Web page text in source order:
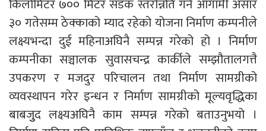
किलोमिटर ७०० मिटर सडक स्तरोन्नति गर्ने आगामी असार
३० गतेसम्म ठेक्काको म्याद रहेको योजना निर्माण कम्पनीले
लक्ष्यभन्दा दुई महिनाअघिनै सम्पन्न गरेको हो । निर्माण
कम्पनीका सञ्चालक सुवासचन्द्र कार्कीले सम्झौतालगत्तै
उपकरण र मजदुर परिचालन तथा निर्माण सामग्रीको
व्यवस्थापन गरेर इन्धन र निर्माण सामग्रीको मूल्यवृद्धिका
बाबजुुद लक्ष्यअघिनै काम सम्पन्न गरेको बताउनुभयो ।